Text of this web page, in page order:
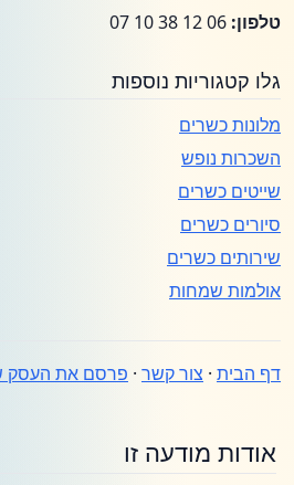
טלפון:
גלו קטגוריות נוספות
מלונות כשרים
השכרות נופש
שייטים כשרים
סיורים כשרים
שירותים כשרים
אולמות שמחות
דף הבית · צור קשר · פרסם את העסק
אודות מודעה זו